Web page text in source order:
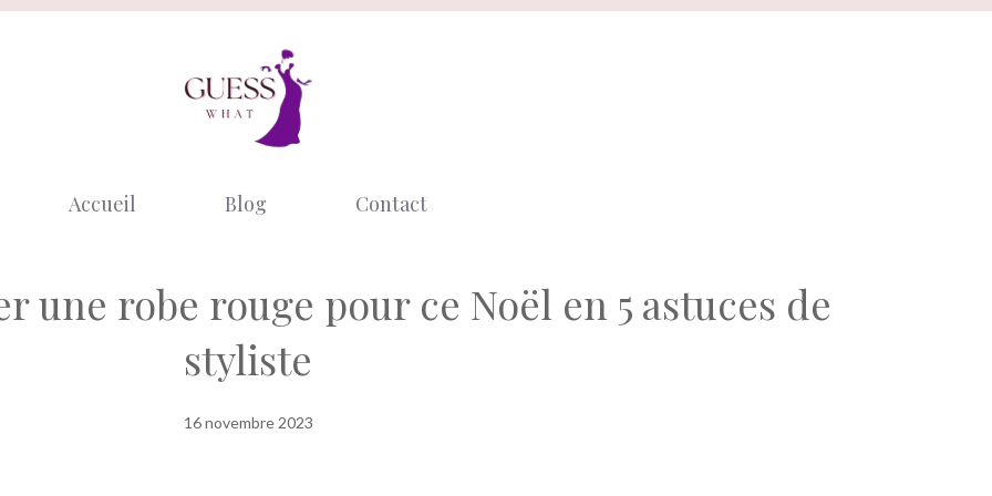
Accueil Blog Contact
une robe rouge pour ce Noël en 5 astuces de
styliste
16 novembre 2023